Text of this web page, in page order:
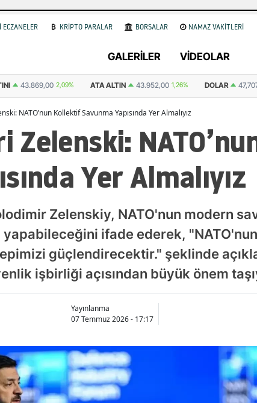
ECZANELER KRİPTO PARALAR BORSALAR NAMAZ VAKİTLERİ
GALERİLER VİDEOLAR
43.869,00 2,09% ATA ALTIN 43.952,00 1,26% DOLAR
NATO’nun Kollektif Savunma Yapısında Yer Almalıyız
Zelenski:
Yer Almalıyız
Zelenskiy, NATO'nun modern
ifade ederek,
güçlendirecektir." şeklinde
işbirliği açısından büyük önem
Yayınlanma
07 Temmuz 2026 - 17:17